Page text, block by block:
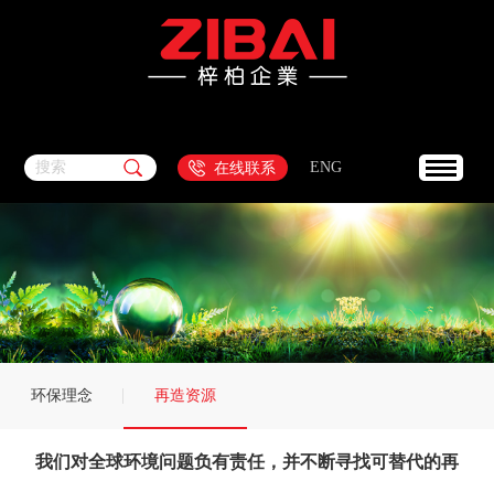
搜索 在线联系 ENG
环保理念 再造资源
我们对全球环境问题负有责任，并不断寻找可替代的再